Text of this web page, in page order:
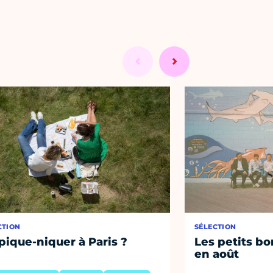
niquer à Paris ?
SÉLECTION
Les petits
en août